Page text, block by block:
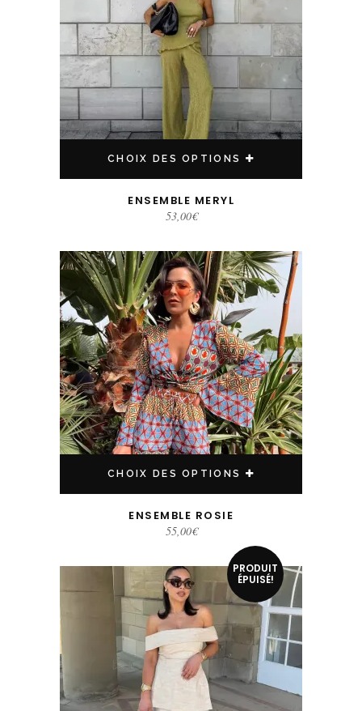
CHOIX DES OPTIONS
ENSEMBLE MERYL
53,00€
CHOIX DES OPTIONS
Ce produit a plusieurs variations. Les options peuvent être choisies sur la page du produit
ENSEMBLE ROSIE
55,00€
PRODUIT
ÉPUISÉ!
Ce produit a plusieurs variations. Les options peuvent être choisies sur la page du produit